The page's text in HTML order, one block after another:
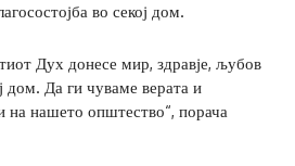
во секој дом.
Дух донесе мир, здравје, љубов
дом. Да ги чуваме верата и
на нашето општество“, порача